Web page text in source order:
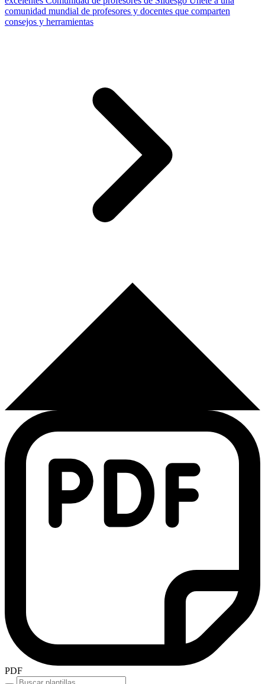
comunidad mundial de profesores y docentes que comparten
consejos y herramientas
PDF